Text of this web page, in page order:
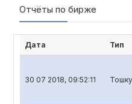
Отчёты по бирже
Дата Тип
30 07 2018, 09:52:11